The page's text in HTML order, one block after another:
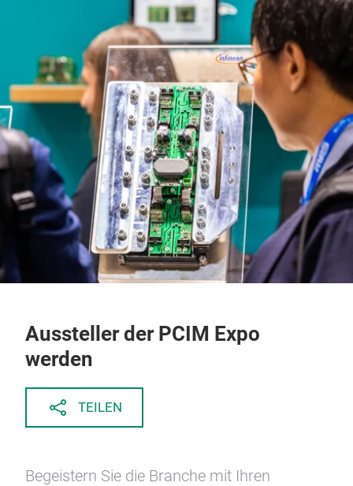
Aussteller der PCIM Expo
werden
TEILEN
Begeistern Sie die Branche mit Ihren